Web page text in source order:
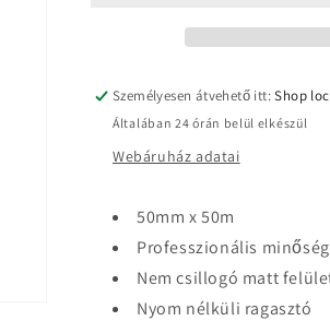
Személyesen átvehető itt:Shop
Általában 24 órán belül elkészül
Webáruház adatai
50mm x 50m
Professzionális
Nem csillogó matt
Nyom nélküli ragasztó